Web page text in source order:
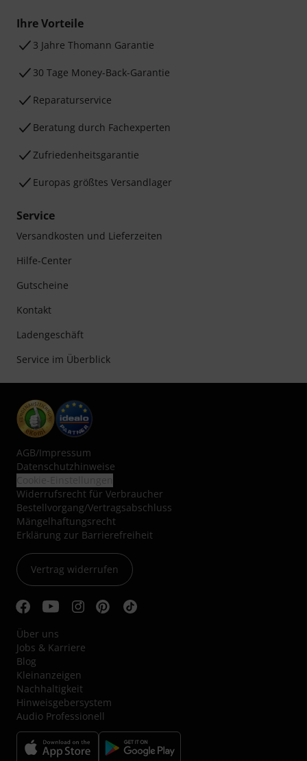
Ihre Vorteile
3 Jahre Thomann Garantie
30 Tage Money-Back-Garantie
Reparaturservice
Beratung durch Fachexperten
Zufriedenheitsgarantie
Europas größtes Versandlager
Service
Versandkosten und Lieferzeiten
Hilfe-Center
Gutscheine
Kontakt
Ladengeschäft
Service im Überblick
AGB/Impressum
Datenschutzhinweise
Widerrufsrecht für Verbraucher
Bestellvorgang/Vertragsabschluss
Mängelhaftungsrecht
Erklärung zur Barrierefreiheit
Vertrag widerrufen
Über uns
Jobs & Karriere
Blog
Kleinanzeigen
Nachhaltigkeit
Hinweisgebersystem
Audio Professionell